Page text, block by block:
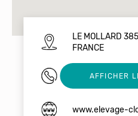
LE MOLLARD
FRANCE
0476458152
AFFICHER
www.elevage-